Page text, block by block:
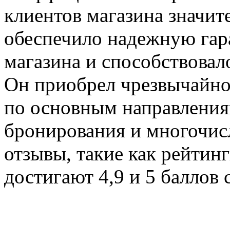
клиентов магазина
обеспечило надежную
магазина и
Он приобрел
по основным
бронирования и
отзывы, такие как
достигают 4,9 и 5 баллов